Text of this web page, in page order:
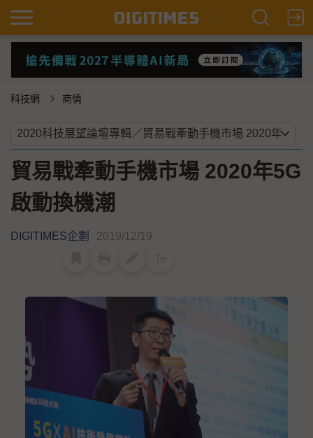
科技網 商情
貿易戰牽動手機市場 2020年5G
啟動換機潮
DIGITIMES企劃 2019/12/19